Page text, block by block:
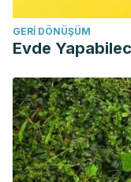
GERI DÖNÜŞÜM
Evde